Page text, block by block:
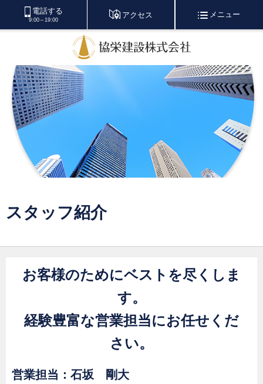
電話する
9:00～19:00
アクセス メニュー
スタッフ紹介
お客様のためにベストを尽くしま
す。
経験豊富な営業担当にお任せくだ
さい。
営業担当：石坂 剛大